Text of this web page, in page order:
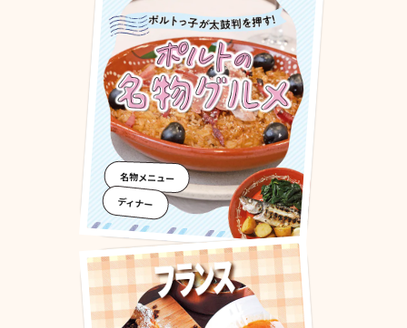
名物メニュー
ディナー